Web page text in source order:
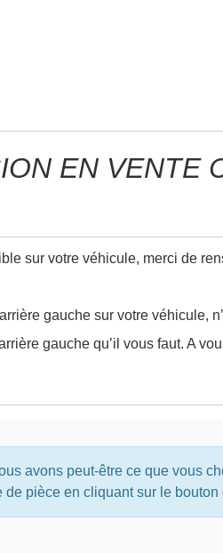
EN VENTE
sur votre véhicule, merci de
gauche sur votre véhicule,
gauche qu’il vous faut. A
avons peut-être ce que vous
pièce en cliquant sur le bouton